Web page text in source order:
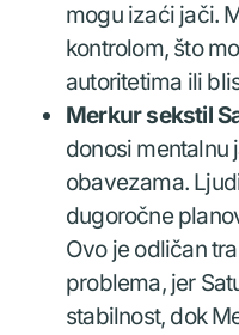
mogu izaći jači.
kontrolom, što
autoritetima ili
Merkur sekstil
donosi mentalnu
obavezama.
dugoročne
Ovo je odličan
problema, jer
stabilnost, dok